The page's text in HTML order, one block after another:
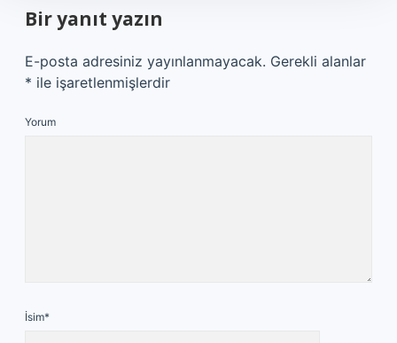
Bir yanıt yazın
E-posta adresiniz yayınlanmayacak. Gerekli alanlar
* ile işaretlenmişlerdir
Yorum
İsim*